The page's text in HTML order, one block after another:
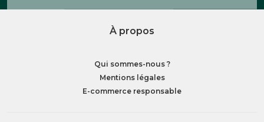
À propos
Qui sommes-nous ?
Mentions légales
E-commerce responsable